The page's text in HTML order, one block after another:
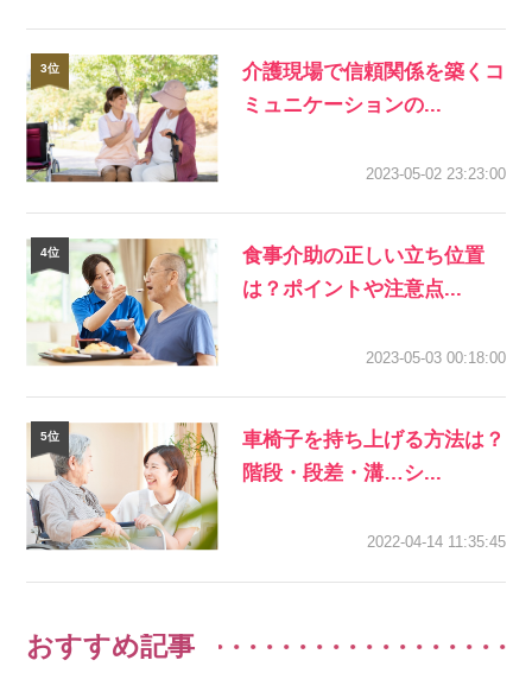
介護現場で信頼関係を築くコ
ミュニケーションの...
2023-05-02 23:23:00
食事介助の正しい立ち位置
は？ポイントや注意点...
2023-05-03 00:18:00
車椅子を持ち上げる方法は？
階段・段差・溝…シ...
2022-04-14 11:35:45
おすすめ記事